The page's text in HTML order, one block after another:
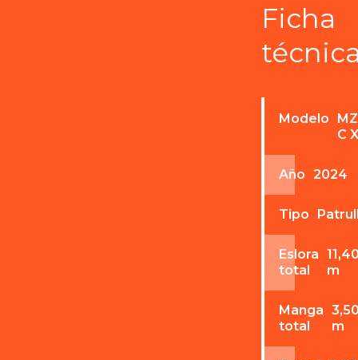
Ficha
Modelo
C
Año 2024
Tipo
Eslora
total
m
Manga
total
m